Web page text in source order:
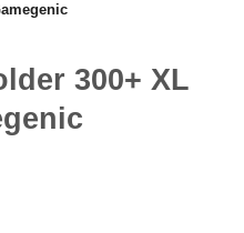
300+ XL